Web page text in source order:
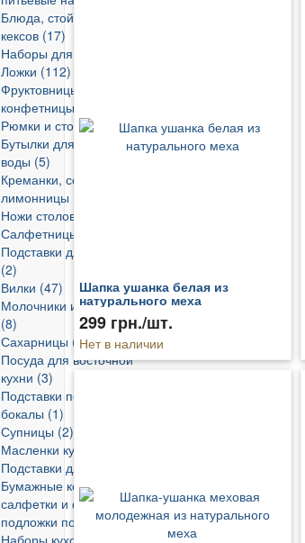
Блюда, стойки для тортов,
кексов (17)
Наборы для специй (12)
Ложки (112)
Фруктовницы,
конфетницы (5)
Рюмки и стопки (36)
Бутылки для напитков и
воды (5)
Креманки, соусницы,
лимонницы (5)
Ножи столовые (63)
Салфетницы (8)
Подставки для зубочисток
(2)
Вилки (47)
Молочники и сливочники
(8)
Сахарницы (9)
Посуда для восточной
кухни (3)
Подставки под кружки и
бокалы (1)
Супницы (2)
Масленки кухонные (6)
Подставки для яиц (1)
Бумажные кондитерские
салфетки и формы,
подложки под торты (73)
Шапка ушанка белая из
натурального меха
299 грн./шт.
Нет в наличии